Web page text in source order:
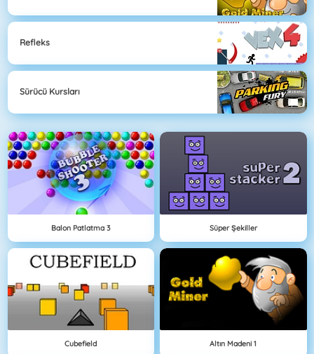
Refleks
Sürücü Kursları
Balon Patlatma 3 Süper Şekiller
Cubefield Altın Madeni 1